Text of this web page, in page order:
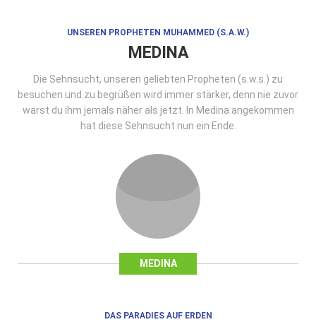
MEDINA
UNSEREN PROPHETEN MUHAMMED (S.A.W.)
MEDINA
Die Sehnsucht, unseren geliebten Propheten (s.w.s.) zu
besuchen und zu begrüßen wird immer stärker, denn nie zuvor
warst du ihm jemals näher als jetzt. In Medina angekommen
hat diese Sehnsucht nun ein Ende.
DAS PARADIES AUF ERDEN